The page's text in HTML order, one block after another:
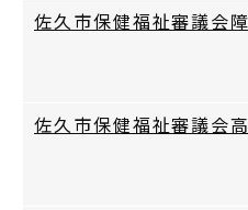
佐久市保健福祉審議会
佐久市保健福祉審議会